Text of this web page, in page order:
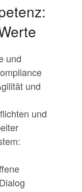
und
und
und